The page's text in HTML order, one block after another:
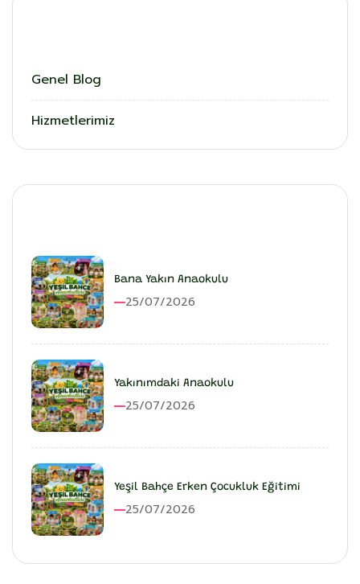
Genel Blog
Hizmetlerimiz
Bana Yakın Anaokulu
25/07/2026
Yakınımdaki Anaokulu
25/07/2026
Yeşil Bahçe Erken Çocukluk Eğitimi
25/07/2026